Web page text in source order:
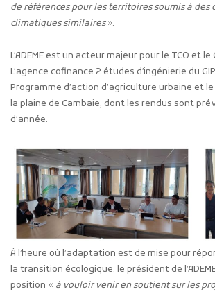
de références pour les territoires soumis à des
climatiques similaires».
L’ADEME est un acteur majeur pour le TCO et le
L’agence cofinance 2 études d’ingénierie du
Programme d’action d’agriculture urbaine et
la plaine de Cambaie, dont les rendus sont
d’année.
À l’heure où l’adaptation est de mise pour
la transition écologique, le président de
position « à vouloir venir en soutient sur les